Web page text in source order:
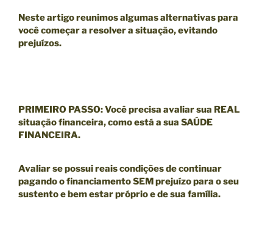
Neste artigo reunimos algumas alternativas para
você começar a resolver a situação, evitando
prejuízos.
PRIMEIRO PASSO:Você precisa avaliar sua REAL
situação financeira, como está a sua SAÚDE
FINANCEIRA.
Avaliar se possui reais condições de continuar
pagando o financiamento SEM prejuízo para o seu
sustento e bem estar próprio e de sua família.